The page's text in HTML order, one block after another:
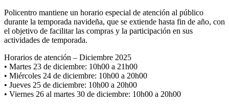
Policentro mantiene un horario especial de atención al público
durante la temporada navideña, que se extiende hasta fin de año, con
el objetivo de facilitar las compras y la participación en sus
actividades de temporada.
Horarios de atención – Diciembre 2025
• Martes 23 de diciembre: 10h00 a 21h00
• Miércoles 24 de diciembre: 10h00 a 20h00
• Jueves 25 de diciembre: 10h00 a 20h00
• Viernes 26 al martes 30 de diciembre: 10h00 a 20h00